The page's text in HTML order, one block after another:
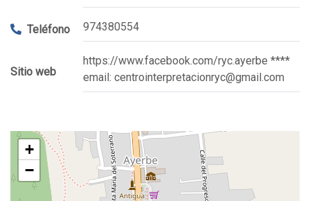
Teléfono 974380554
Sitio web
https://www.facebook.com/ryc.ayerbe ****
email: centrointerpretacionryc@gmail.com
+
−